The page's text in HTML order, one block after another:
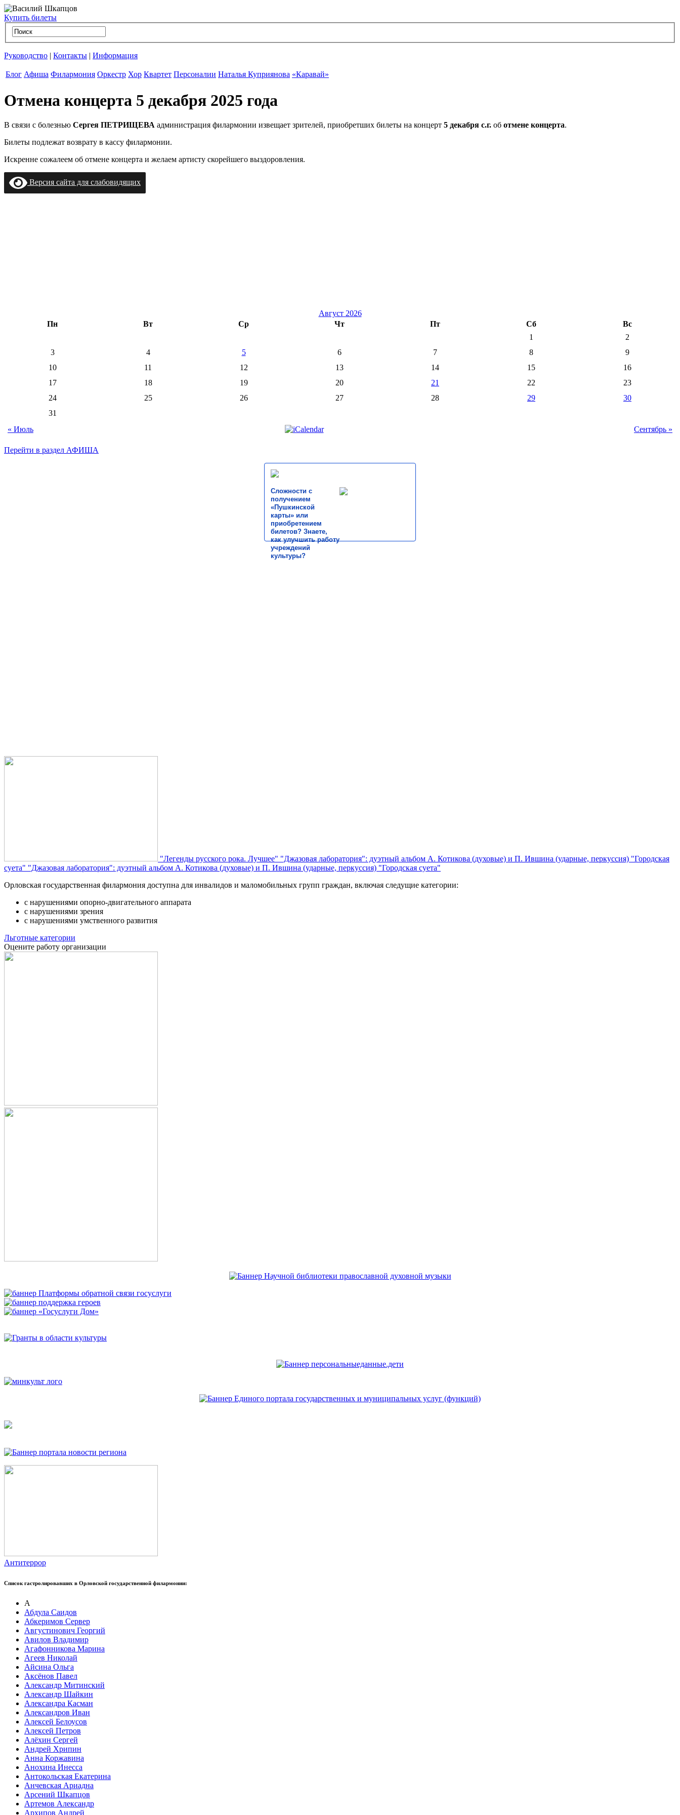
Купить билеты
Руководство | Контакты | Информация
Блог Афиша Филармония Оркестр Хор Квартет Персоналии Наталья Куприянова «Каравай»
Отмена концерта 5 декабря 2025 года
В связи с болезнью Сергея ПЕТРИЩЕВА администрация филармонии извещает зрителей, приобретших билеты на концерт 5 декабря с.г. об отмене концерта.
Билеты подлежат возврату в кассу филармонии.
Искренне сожалеем об отмене концерта и желаем артисту скорейшего выздоровления.
Версия сайта для слабовидящих
Август 2026
Пн
Вт Ср Чт Пт Сб
Вс
1
2
3
4 5 6 7 8
9
10
11 12 13 14 15
16
17
18 19 20 21 22
23
24
25 26 27 28 29
30
31
« Июль
Сентябрь »
Перейти в раздел АФИША
Сложности с
получением
«Пушкинской
карты» или
приобретением
билетов? Знаете,
как улучшить работу
учреждений
культуры?
"Легенды русского рока. Лучшее" "Джазовая лаборатория": дуэтный альбом А. Котикова (духовые) и П. Ившина (ударные, перкуссия) "Городская
суета" "Джазовая лаборатория": дуэтный альбом А. Котикова (духовые) и П. Ившина (ударные, перкуссия) "Городская суета"
Орловская государственная филармония доступна для инвалидов и маломобильных групп граждан, включая следущие категории:
с нарушениями опорно-двигательного аппарата
с нарушениями зрения
с нарушениями умственного развития
Льготные категории
Оцените работу организации
Антитеррор
Список гастролировавших в Орловской государственной филармонии:
А
Абдула Саидов
Абкеримов Сервер
Августинович Георгий
Авилов Владимир
Агафонникова Марина
Агеев Николай
Айсина Ольга
Аксёнов Павел
Александр Митинский
Александр Шайкин
Александра Касман
Александров Иван
Алексей Белоусов
Алексей Петров
Алёхин Сергей
Андрей Хрипин
Анна Коржавина
Анохина Инесса
Антокольская Екатерина
Анчевская Ариадна
Арсений Шкапцов
Артемов Александр
Архипов Андрей